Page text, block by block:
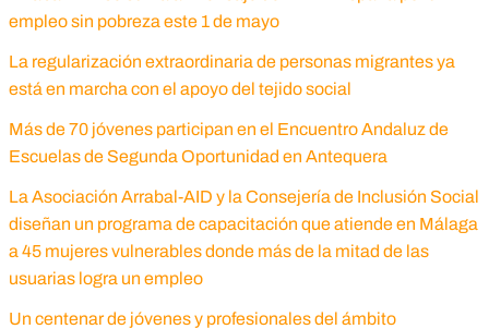
empleo sin pobreza este 1 de mayo
La regularización extraordinaria de personas migrantes ya
está en marcha con el apoyo del tejido social
Más de 70 jóvenes participan en el Encuentro Andaluz de
Escuelas de Segunda Oportunidad en Antequera
La Asociación Arrabal-AID y la Consejería de Inclusión Social
diseñan un programa de capacitación que atiende en Málaga
a 45 mujeres vulnerables donde más de la mitad de las
usuarias logra un empleo
Un centenar de jóvenes y profesionales del ámbito